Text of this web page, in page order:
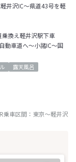
井沢IC～県道43号を軽
換え軽井沢駅下車
動車道へ～小諸IC～国
露天風呂
乗車区間： 東京～軽井沢